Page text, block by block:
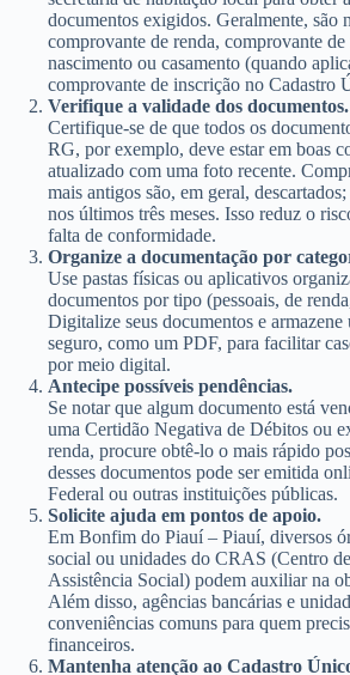
documentos exigidos. Geralmente, são
comprovante de renda, comprovante
nascimento ou casamento (quando
comprovante de inscrição no Cadastro
Verifique a validade dos documentos.
Certifique-se de que todos os
RG, por exemplo, deve estar em boas
atualizado com uma foto recente.
mais antigos são, em geral,
nos últimos três meses. Isso reduz o
falta de conformidade.
Organize a documentação por
Use pastas físicas ou aplicativos
documentos por tipo (pessoais, de
Digitalize seus documentos e
seguro, como um PDF, para facilitar
por meio digital.
Antecipe possíveis pendências.
Se notar que algum documento está
uma Certidão Negativa de Débitos ou
renda, procure obtê-lo o mais rápido
desses documentos pode ser emitida
Federal ou outras instituições públicas.
Solicite ajuda em pontos de apoio.
Em Bonfim do Piauí – Piauí, diversos
social ou unidades do CRAS (Centro
Assistência Social) podem auxiliar na
Além disso, agências bancárias e
conveniências comuns para quem
financeiros.
Mantenha atenção ao Cadastro